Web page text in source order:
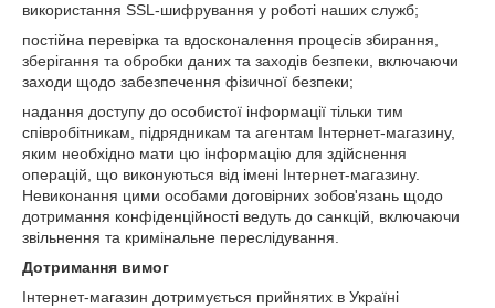
використання SSL-шифрування у роботі наших служб;
постійна перевірка та вдосконалення процесів збирання,
зберігання та обробки даних та заходів безпеки, включаючи
заходи щодо забезпечення фізичної безпеки;
надання доступу до особистої інформації тільки тим
співробітникам, підрядникам та агентам Інтернет-магазину,
яким необхідно мати цю інформацію для здійснення
операцій, що виконуються від імені Інтернет-магазину.
Невиконання цими особами договірних зобов'язань щодо
дотримання конфіденційності ведуть до санкцій, включаючи
звільнення та кримінальне переслідування.
Дотримання вимог
Інтернет-магазин дотримується прийнятих в Україні